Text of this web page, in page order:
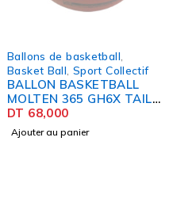
Basket Ball,Nos créations
Panneau de basketball
Sport Collectif
Panneaux de Basketball
en résine avec cerceaux
-1m20 - 90 cm
DT480,000